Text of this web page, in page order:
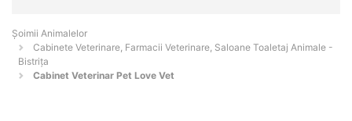
Şoimii Animalelor
Cabinete Veterinare, Farmacii Veterinare, Saloane Toaletaj Animale -
Bistriţa
Cabinet Veterinar Pet Love Vet